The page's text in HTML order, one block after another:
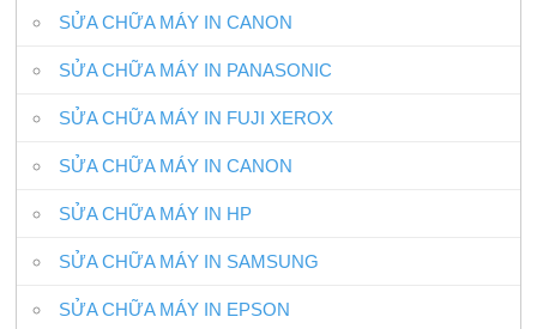
SỬA CHỮA MÁY IN CANON
SỬA CHỮA MÁY IN PANASONIC
SỬA CHỮA MÁY IN FUJI XEROX
SỬA CHỮA MÁY IN CANON
SỬA CHỮA MÁY IN HP
SỬA CHỮA MÁY IN SAMSUNG
SỬA CHỮA MÁY IN EPSON